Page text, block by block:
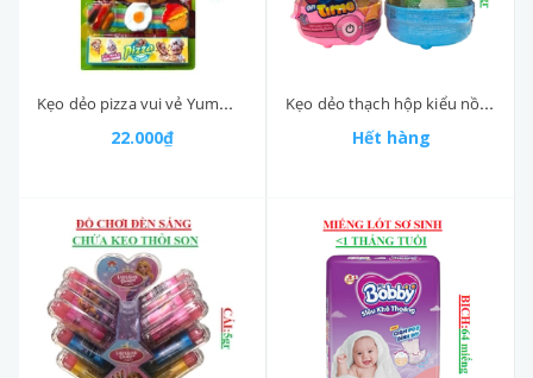
Kẹo dẻo pizza vui vẻ Yummy delight hộp 78gr
22.000₫
Kẹo dẻo thạch hộp kiểu nồi hấp Yummy delight hộp 70gr
Hết hàng